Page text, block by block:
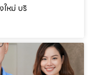
หม่ บริ